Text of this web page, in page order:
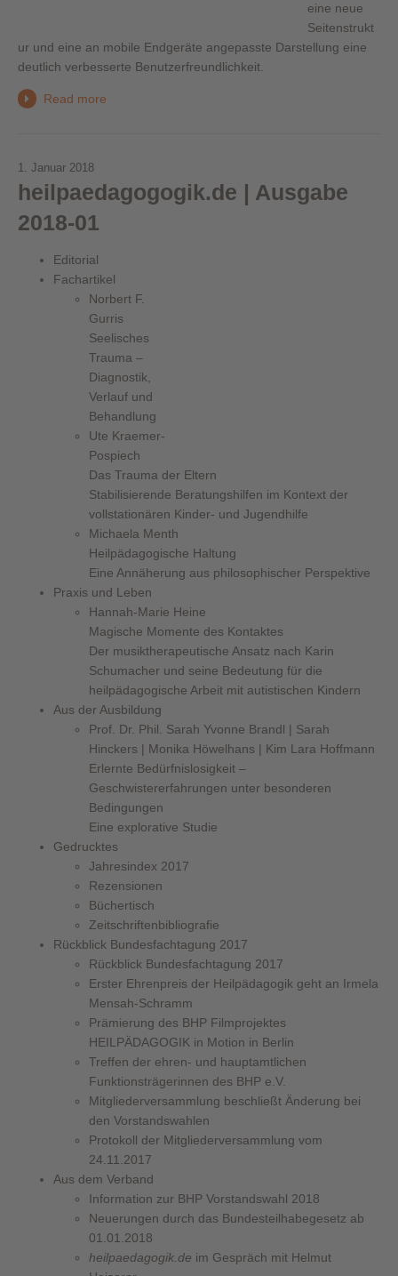
eine neue
Seitenstrukt
ur und eine an mobile Endgeräte angepasste Darstellung eine
deutlich verbesserte Benutzerfreundlichkeit.
Read more
1. Januar 2018
heilpaedagogogik.de | Ausgabe
2018-01
Editorial
Fachartikel
Norbert F.
Gurris
Seelisches
Trauma –
Diagnostik,
Verlauf und
Behandlung
Ute Kraemer-
Pospiech
Das Trauma der Eltern
Stabilisierende Beratungshilfen im Kontext der
vollstationären Kinder- und Jugendhilfe
Michaela Menth
Heilpädagogische Haltung
Eine Annäherung aus philosophischer Perspektive
Praxis und Leben
Hannah-Marie Heine
Magische Momente des Kontaktes
Der musiktherapeutische Ansatz nach Karin
Schumacher und seine Bedeutung für die
heilpädagogische Arbeit mit autistischen Kindern
Aus der Ausbildung
Prof. Dr. Phil. Sarah Yvonne Brandl | Sarah
Hinckers | Monika Höwelhans | Kim Lara Hoffmann
Erlernte Bedürfnislosigkeit –
Geschwistererfahrungen unter besonderen
Bedingungen
Eine explorative Studie
Gedrucktes
Jahresindex 2017
Rezensionen
Büchertisch
Zeitschriftenbibliografie
Rückblick Bundesfachtagung 2017
Rückblick Bundesfachtagung 2017
Erster Ehrenpreis der Heilpädagogik geht an Irmela
Mensah-Schramm
Prämierung des BHP Filmprojektes
HEILPÄDAGOGIK in Motion in Berlin
Treffen der ehren- und hauptamtlichen
Funktionsträgerinnen des BHP e.V.
Mitgliederversammlung beschließt Änderung bei
den Vorstandswahlen
Protokoll der Mitgliederversammlung vom
24.11.2017
Aus dem Verband
Information zur BHP Vorstandswahl 2018
Neuerungen durch das Bundesteilhabegesetz ab
01.01.2018
heilpaedagogik.de im Gespräch mit Helmut